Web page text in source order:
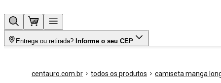
Entrega ou retirada? Informe o seu CEP
centauro.com.br todos os produtos camiseta manga